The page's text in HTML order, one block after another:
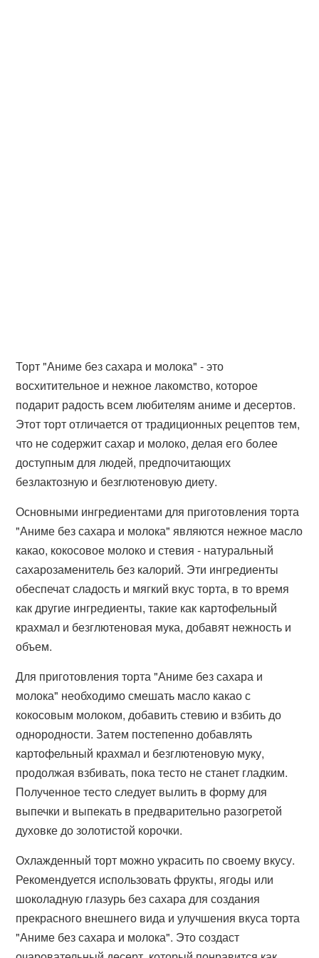
Торт "Аниме без сахара и молока" - это
восхитительное и нежное лакомство, которое
подарит радость всем любителям аниме и десертов.
Этот торт отличается от традиционных рецептов тем,
что не содержит сахар и молоко, делая его более
доступным для людей, предпочитающих
безлактозную и безглютеновую диету.
Основными ингредиентами для приготовления торта
"Аниме без сахара и молока" являются нежное масло
какао, кокосовое молоко и стевия - натуральный
сахарозаменитель без калорий. Эти ингредиенты
обеспечат сладость и мягкий вкус торта, в то время
как другие ингредиенты, такие как картофельный
крахмал и безглютеновая мука, добавят нежность и
объем.
Для приготовления торта "Аниме без сахара и
молока" необходимо смешать масло какао с
кокосовым молоком, добавить стевию и взбить до
однородности. Затем постепенно добавлять
картофельный крахмал и безглютеновую муку,
продолжая взбивать, пока тесто не станет гладким.
Полученное тесто следует вылить в форму для
выпечки и выпекать в предварительно разогретой
духовке до золотистой корочки.
Охлажденный торт можно украсить по своему вкусу.
Рекомендуется использовать фрукты, ягоды или
шоколадную глазурь без сахара для создания
прекрасного внешнего вида и улучшения вкуса торта
"Аниме без сахара и молока". Это создаст